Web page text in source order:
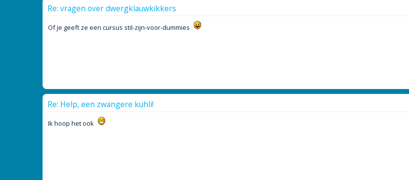
Re: vragen over dwergklauwkikkers
Of je geeft ze een cursus stil-zijn-voor-dummies
Re: Help, een zwangere kuhli!
Ik hoop het ook